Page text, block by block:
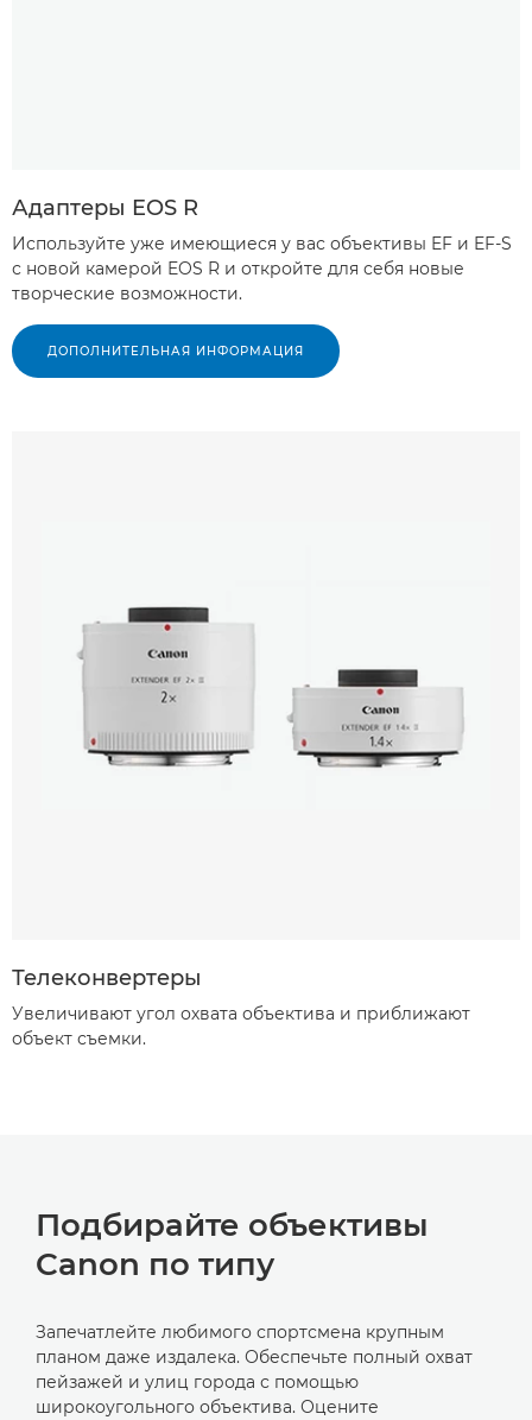
Адаптеры EOS R
Используйте уже имеющиеся у вас объективы EF и EF-S
с новой камерой EOS R и откройте для себя новые
творческие возможности.
ДОПОЛНИТЕЛЬНАЯ ИНФОРМАЦИЯ
Телеконвертеры
Увеличивают угол охвата объектива и приближают
объект съемки.
Подбирайте объективы
Canon по типу
Запечатлейте любимого спортсмена крупным
планом даже издалека. Обеспечьте полный охват
пейзажей и улиц города с помощью
широкоугольного объектива. Оцените